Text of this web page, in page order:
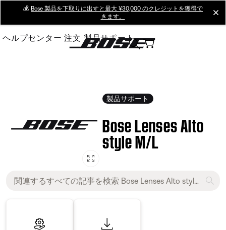
Main
💰 Bose 製品を下取りに出すと最大 ¥30,000 のクレジットを獲得で
きます。
ヘルプセンター 注文 製品サポート
製品サポート
Bose Lenses Alto
style M/L